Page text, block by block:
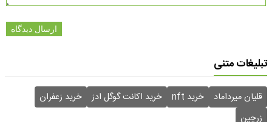
ارسال دیدگاه
تبلیغات متنی
قلیان میرداماد خرید nft خرید اکانت گوگل ادز
خرید زعفران
زرچین